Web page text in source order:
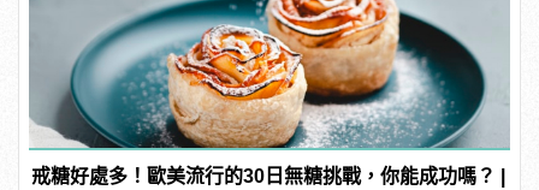
戒糖好處多！歐美流行的30日無糖挑戰，你能成功嗎？ |